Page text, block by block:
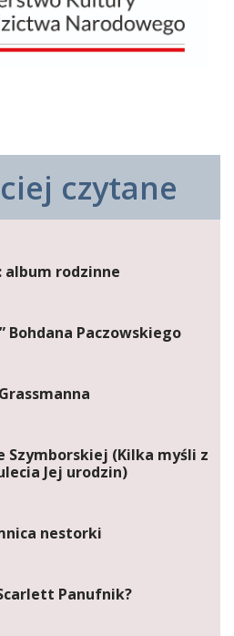
czytane
album rodzinne
Bohdana Paczowskiego
Szymborskiej (Kilka myśli z
Jej urodzin)
nestorki
Panufnik?